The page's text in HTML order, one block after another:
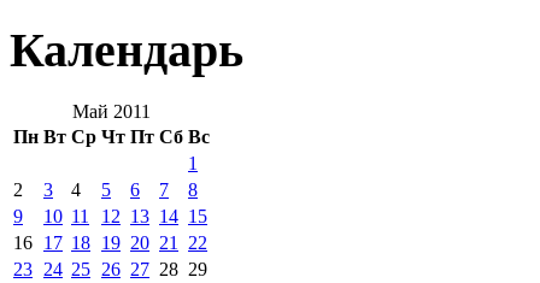
Календарь
Май 2011
Пн Вт Ср Чт Пт Сб Вс
1
2
3 4 5 6 7
8
9
10 11 12 13 14 15
16 17 18 19 20 21
22
23 24 25 26 27 28 29